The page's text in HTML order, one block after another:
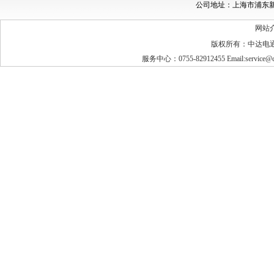
公司地址：上海市浦东
网站
版权所有：中达
服务中心：0755-82912455